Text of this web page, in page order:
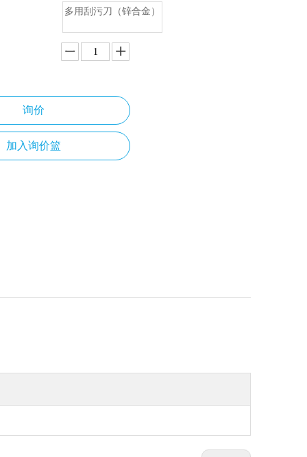
多用刮污刀（锌合金）
询价
加入询价篮